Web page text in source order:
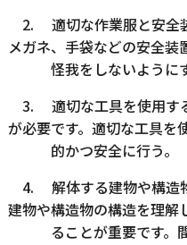
2. 適切な作業服と安全
メガネ、手袋などの安全装
怪我をしないようにす
3. 適切な工具を使用す
が必要です。適切な工具を
的かつ安全に行う。
4. 解体する建物や構造
建物や構造物の構造を理解
ることが重要です。間